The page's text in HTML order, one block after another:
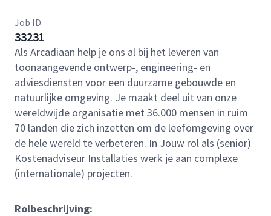
Job ID
33231
Als Arcadiaan help je ons al bij het leveren van
toonaangevende ontwerp-, engineering- en
adviesdiensten voor een duurzame gebouwde en
natuurlijke omgeving. Je maakt deel uit van onze
wereldwijde organisatie met 36.000 mensen in ruim
70 landen die zich inzetten om de leefomgeving over
de hele wereld te verbeteren. In Jouw rol als (senior)
Kostenadviseur Installaties werk je aan complexe
(internationale) projecten.
Rolbeschrijving: